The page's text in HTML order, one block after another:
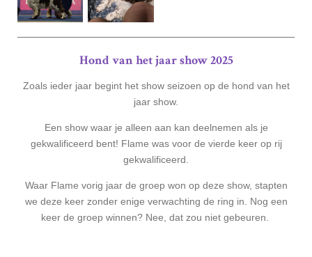
Hond van het jaar show 2025
Zoals ieder jaar begint het show seizoen op de hond van het
jaar show.
Een show waar je alleen aan kan deelnemen als je
gekwalificeerd bent! Flame was voor de vierde keer op rij
gekwalificeerd.
Waar Flame vorig jaar de groep won op deze show, stapten
we deze keer zonder enige verwachting de ring in. Nog een
keer de groep winnen? Nee, dat zou niet gebeuren.